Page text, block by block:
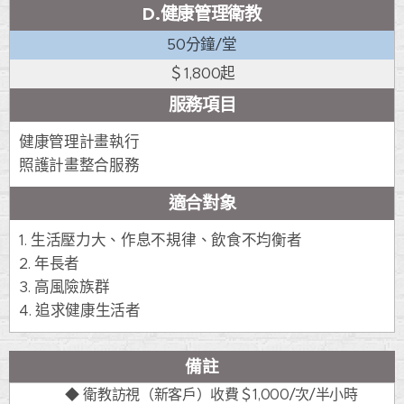
D.健康管理衛教
50分鐘/堂
＄1,800起
服務項目
健康管理計畫執行
照護計畫整合服務
適合對象
1. 生活壓力大、作息不規律、飲食不均衡者
2. 年長者
3. 高風險族群
4. 追求健康生活者
備註
◆ 衛教訪視（新客戶）收費＄1,000/次/半小時